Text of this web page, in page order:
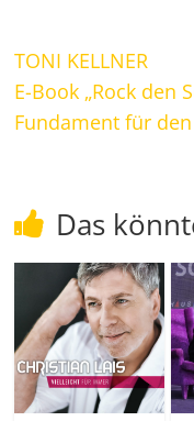
TONI KELLNER
E-Book „Rock den
Fundament für
Das